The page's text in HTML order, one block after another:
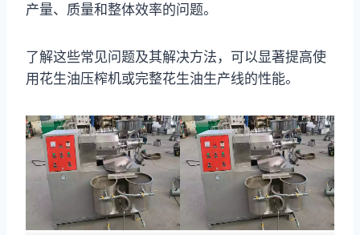
产量、质量和整体效率的问题。
了解这些常见问题及其解决方法，可以显著提高使
用花生油压榨机或完整花生油生产线的性能。